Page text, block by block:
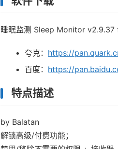
睡眠监测 Sleep Monitor
夸克： https://
百度： https://
特点描述
by Balatan
解锁高级/付费功能；